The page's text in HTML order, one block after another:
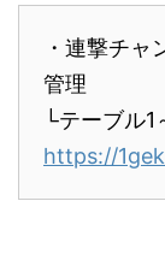
・連撃チャ
管理
└テーブル1
https://